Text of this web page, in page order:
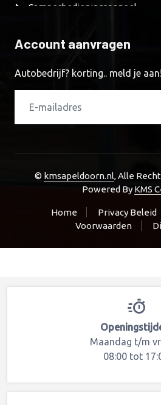
Camperbedieningspaneel
CD Speler
Derde Remlicht
Diverse-Modules
EPD
EPS-Stuurbekrachtigings ECU
Infodisplay
Kachelbedieningspaneel
Lader-Omvormer
Lader-Omvormer
Motor ECU
Account aanvragen
Autobedrijf? korting.. meld je aan!
© kmsapeldoorn.nl, Alle
Powered By KMS
Home Privacy Beleid
Voorwaarden
Maandag t/m
08:00 tot